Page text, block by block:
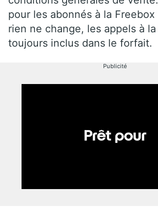
pour les abonnés à la
rien ne change, les appels à la
toujours inclus dans le forfait.
Publicité